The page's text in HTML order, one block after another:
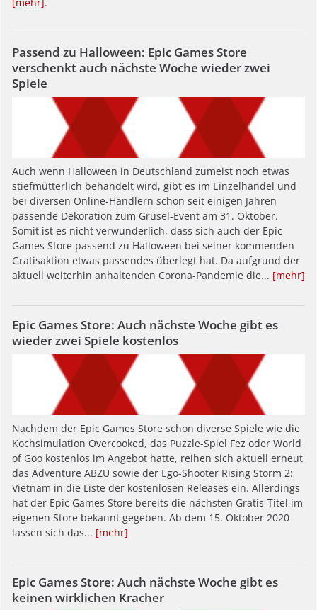
Passend zu Halloween: Epic Games Store
verschenkt auch nächste Woche wieder zwei
Spiele
Auch wenn Halloween in Deutschland zumeist noch etwas
stiefmütterlich behandelt wird, gibt es im Einzelhandel und
bei diversen Online-Händlern schon seit einigen Jahren
passende Dekoration zum Grusel-Event am 31. Oktober.
Somit ist es nicht verwunderlich, dass sich auch der Epic
Games Store passend zu Halloween bei seiner kommenden
Gratisaktion etwas passendes überlegt hat. Da aufgrund der
aktuell weiterhin anhaltenden Corona-Pandemie die... [mehr]
Epic Games Store: Auch nächste Woche gibt es
wieder zwei Spiele kostenlos
Nachdem der Epic Games Store schon diverse Spiele wie die
Kochsimulation Overcooked, das Puzzle-Spiel Fez oder World
of Goo kostenlos im Angebot hatte, reihen sich aktuell erneut
das Adventure ABZU sowie der Ego-Shooter Rising Storm 2:
Vietnam in die Liste der kostenlosen Releases ein. Allerdings
hat der Epic Games Store bereits die nächsten Gratis-Titel im
eigenen Store bekannt gegeben. Ab dem 15. Oktober 2020
lassen sich das... [mehr]
Epic Games Store: Auch nächste Woche gibt es
keinen wirklichen Kracher